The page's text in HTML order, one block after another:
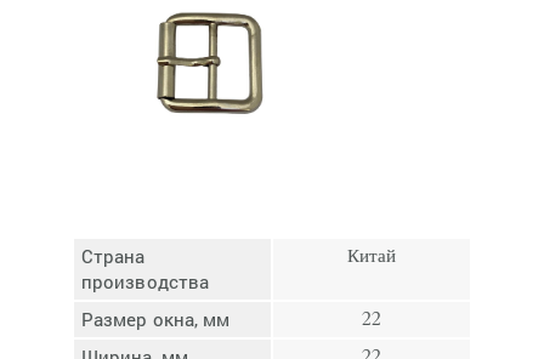
Страна
производства
Китай
Размер окна, мм 22